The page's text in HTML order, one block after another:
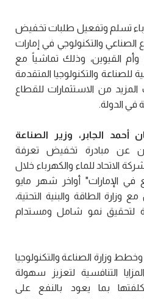
تسلم وتفعيل طلبات تخفيض
والتكنولوجي في إمارات
القيوين، وذلك تماشياً مع
للصناعة والتكنولوجيا المتقدمة
المزيد من الاستثمارات للقطاع
في الدولة.
الجابر، وزير الصناعة
عن مبادرة تخفيض تعرفة
الاتحاد للماء والكهرباء خلال
في الإمارات" أواخر شهر مايو
وزارة الطاقة والبنية التحتية،
لتحقيق نمو شامل ومستدام
وزارة الصناعة والتكنولوجيا
التنافسية لتعزيز سهولة
بما يعود بالنفع على